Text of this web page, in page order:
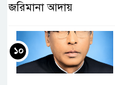
জরিমানা আদায়
১০